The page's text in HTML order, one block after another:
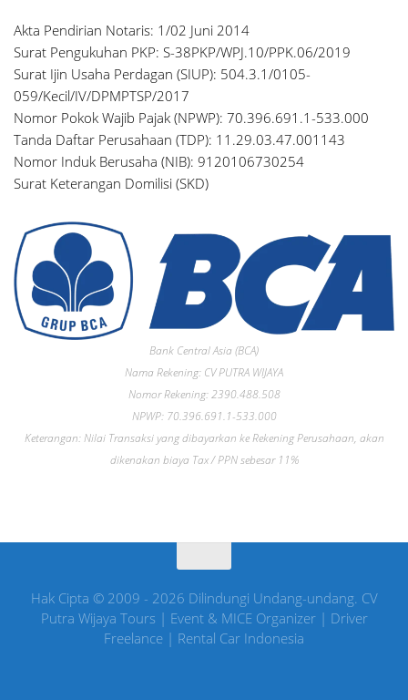
Akta Pendirian Notaris: 1/02 Juni 2014
Surat Pengukuhan PKP: S-38PKP/WPJ.10/PPK.06/2019
Surat Ijin Usaha Perdagan (SIUP): 504.3.1/0105-
059/Kecil/IV/DPMPTSP/2017
Nomor Pokok Wajib Pajak (NPWP): 70.396.691.1-533.000
Tanda Daftar Perusahaan (TDP): 11.29.03.47.001143
Nomor Induk Berusaha (NIB): 9120106730254
Surat Keterangan Domilisi (SKD)
Bank Central Asia (BCA)
Nama Rekening: CV PUTRA WIJAYA
Nomor Rekening: 2390.488.508
NPWP: 70.396.691.1-533.000
Keterangan: Nilai Transaksi yang dibayarkan ke Rekening Perusahaan, akan
dikenakan biaya Tax / PPN sebesar 11%
Hak Cipta © 2009 - 2026 Dilindungi Undang-undang. CV
Putra Wijaya Tours | Event & MICE Organizer | Driver
Freelance | Rental Car Indonesia